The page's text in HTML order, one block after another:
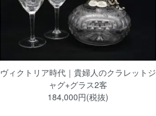
ヴィクトリア時代｜貴婦人のクラレットジ
ャグ+グラス2客
184,000円(税抜)